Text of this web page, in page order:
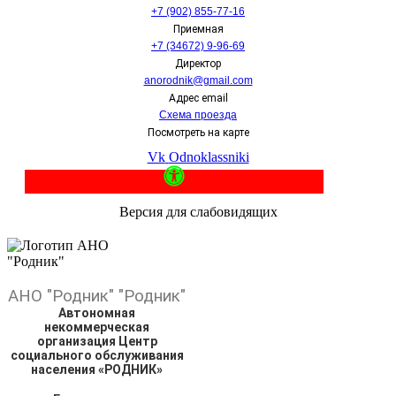
+7 (902) 855-77-16
Приемная
+7 (34672) 9-96-69
Директор
anorodnik@gmail.com
Адрес email
Схема проезда
Посмотреть на карте
Vk Odnoklassniki
Версия для слабовидящих
АНО "Родник" "Родник"
Автономная
некоммерческая
организация Центр
социального обслуживания
населения «РОДНИК»